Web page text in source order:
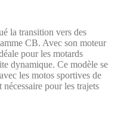
la transition vers des
CB. Avec son moteur
pour les motards
dynamique. Ce modèle se
les motos sportives de
pour les trajets